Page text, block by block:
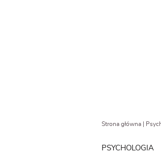
Strona główna|
PSYCHOLOGIA